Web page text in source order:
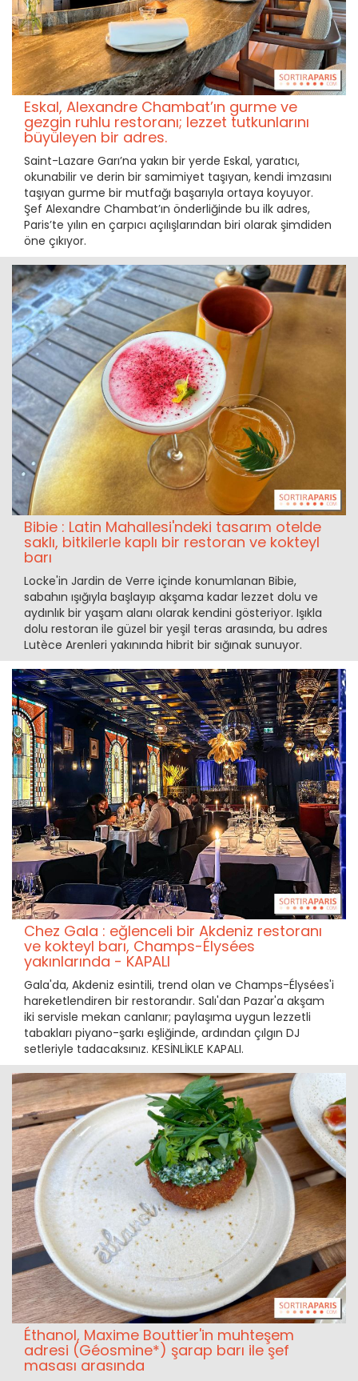
Eskal, Alexandre Chambat’ın gurme ve
gezgin ruhlu restoranı; lezzet tutkunlarını
büyüleyen bir adres.
Saint-Lazare Garı’na yakın bir yerde Eskal, yaratıcı,
okunabilir ve derin bir samimiyet taşıyan, kendi imzasını
taşıyan gurme bir mutfağı başarıyla ortaya koyuyor.
Şef Alexandre Chambat’ın önderliğinde bu ilk adres,
Paris’te yılın en çarpıcı açılışlarından biri olarak şimdiden
öne çıkıyor.
Bibie : Latin Mahallesi'ndeki tasarım otelde
saklı, bitkilerle kaplı bir restoran ve kokteyl
barı
Locke'in Jardin de Verre içinde konumlanan Bibie,
sabahın ışığıyla başlayıp akşama kadar lezzet dolu ve
aydınlık bir yaşam alanı olarak kendini gösteriyor. Işıkla
dolu restoran ile güzel bir yeşil teras arasında, bu adres
Lutèce Arenleri yakınında hibrit bir sığınak sunuyor.
Chez Gala : eğlenceli bir Akdeniz restoranı
ve kokteyl barı, Champs-Élysées
yakınlarında - KAPALI
Gala'da, Akdeniz esintili, trend olan ve Champs-Élysées'i
hareketlendiren bir restorandır. Salı'dan Pazar'a akşam
iki servisle mekan canlanır; paylaşıma uygun lezzetli
tabakları piyano-şarkı eşliğinde, ardından çılgın DJ
setleriyle tadacaksınız. KESİNLİKLE KAPALI.
Éthanol, Maxime Bouttier'in muhteşem
adresi (Géosmine*) şarap barı ile şef
masası arasında